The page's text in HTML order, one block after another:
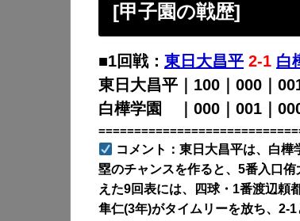
[甲子園の戦歴]
■1回戦： 東日大昌平 2-1 白
東日大昌平｜100｜000｜
白樺学園 ｜000｜001｜
コメント：東日大昌平は、白
塁のチャンスを作ると、5番入口
えた9回表には、四球・1番渡辺頼
隼仁(3年)がタイムリーを放ち、2-